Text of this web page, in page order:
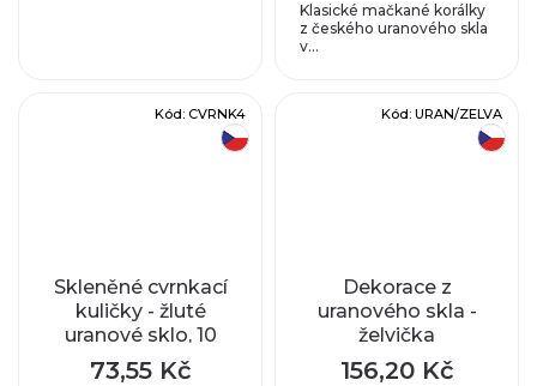
Klasické mačkané korálky
z českého uranového skla
v...
Skleněné cvrnkací
kuličky - žluté
uranové sklo, 10
mm, 20 ks
73,55 Kč
Kód: CVRNK4
Dekorace z
uranového skla -
želvička
156,20 Kč
Kód: URAN/ZELVA